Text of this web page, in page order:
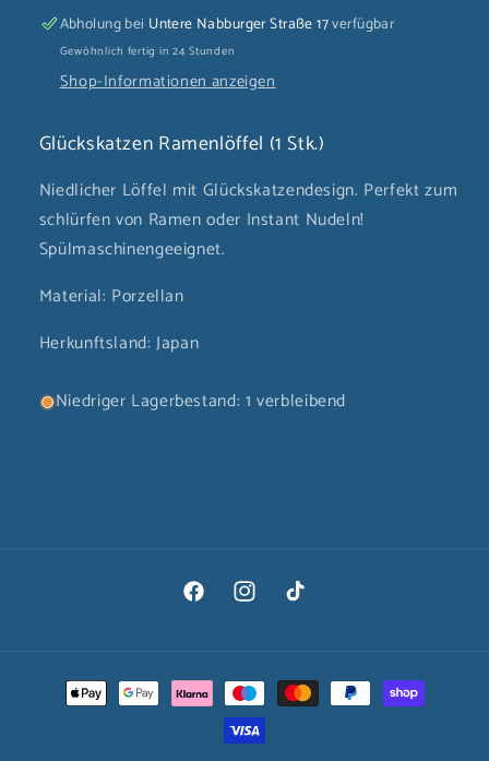
Abholung bei Untere Nabburger Straße 17verfügbar
Gewöhnlich fertig in 24 Stunden
Shop-Informationen anzeigen
Glückskatzen Ramenlöffel (1 Stk.)
Niedlicher Löffel mit Glückskatzendesign. Perfekt zum
schlürfen von Ramen oder Instant Nudeln!
Spülmaschinengeeignet.
Material: Porzellan
Herkunftsland: Japan
Niedriger Lagerbestand: 1 verbleibend
FacebookInstagramTikTok
Zahlungsmethoden